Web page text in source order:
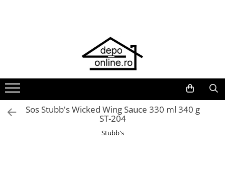
Grătare barbeque din fontă
România
Grătare tehnice din fontă România
Vase de gătit din fontă România
Sos Stubb's Wicked Wing Sauce 330 ml 340 g
ST-204
Stubb's